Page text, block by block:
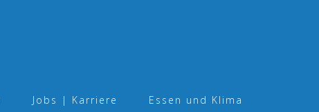
Jobs | Karriere Essen und Klima